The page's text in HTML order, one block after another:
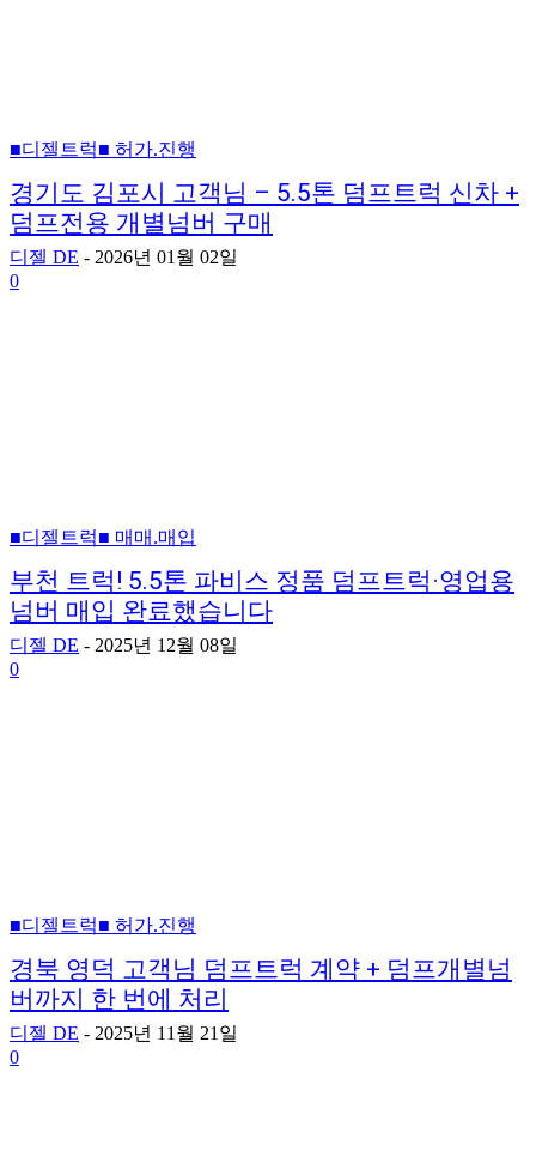
■디젤트럭■ 허가.진행
경기도 김포시 고객님 – 5.5톤 덤프트럭 신차 +
덤프전용 개별넘버 구매
디젤 DE - 2026년 01월 02일
0
■디젤트럭■ 매매.매입
부천 트럭! 5.5톤 파비스 정품 덤프트럭·영업용
넘버 매입 완료했습니다
디젤 DE - 2025년 12월 08일
0
■디젤트럭■ 허가.진행
경북 영덕 고객님 덤프트럭 계약 + 덤프개별넘
버까지 한 번에 처리
디젤 DE - 2025년 11월 21일
0